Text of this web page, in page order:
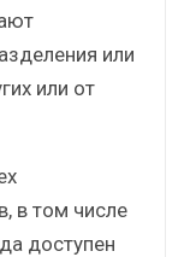
или
или от
в том числе
доступен